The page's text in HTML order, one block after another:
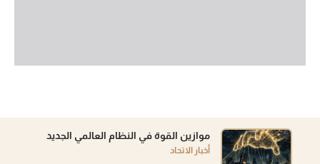
موازين القوة في النظام العالمي الجديد
أخبار الاتحاد